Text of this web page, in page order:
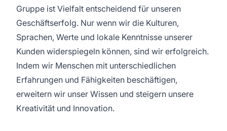
Gruppe ist Vielfalt entscheidend für unseren
Geschäftserfolg. Nur wenn wir die Kulturen,
Sprachen, Werte und lokale Kenntnisse unserer
Kunden widerspiegeln können, sind wir erfolgreich.
Indem wir Menschen mit unterschiedlichen
Erfahrungen und Fähigkeiten beschäftigen,
erweitern wir unser Wissen und steigern unsere
Kreativität und Innovation.